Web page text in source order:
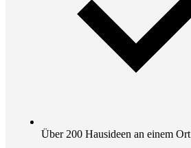
Über 200 Hausideen an einem Ort